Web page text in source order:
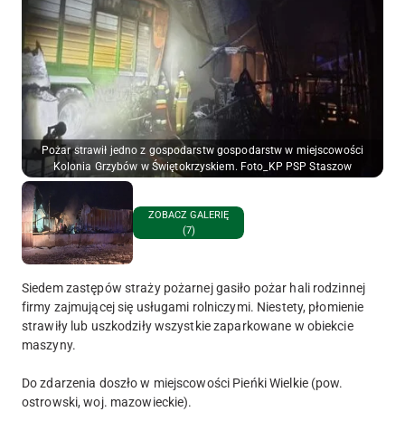
Pożar strawił jedno z gospodarstw gospodarstw w miejscowości
Kolonia Grzybów w Świętokrzyskiem. Foto_KP PSP Staszow
ZOBACZ GALERIĘ
(7)
Siedem zastępów straży pożarnej gasiło pożar hali rodzinnej
firmy zajmującej się usługami rolniczymi. Niestety, płomienie
strawiły lub uszkodziły wszystkie zaparkowane w obiekcie
maszyny.
Do zdarzenia doszło w miejscowości Pieńki Wielkie (pow.
ostrowski, woj. mazowieckie).